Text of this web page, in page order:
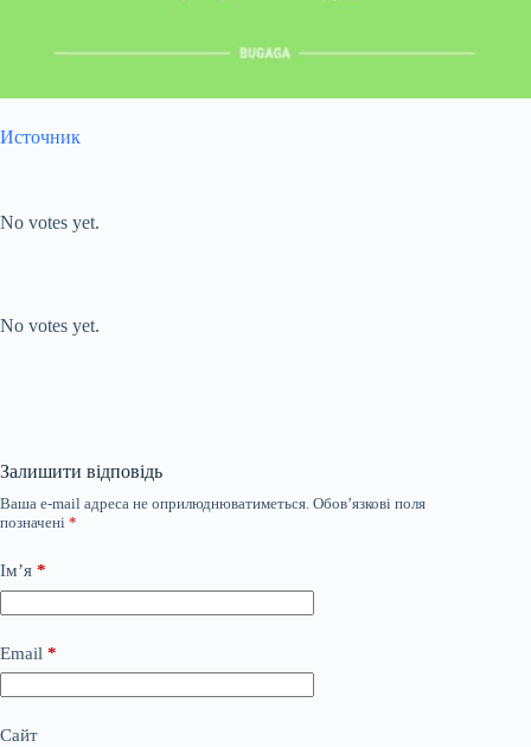
Источник
No votes yet.
No votes yet.
Залишити відповідь
Ваша e-mail адреса не оприлюднюватиметься. Обов’язкові поля
позначені *
Ім’я *
Email *
Сайт